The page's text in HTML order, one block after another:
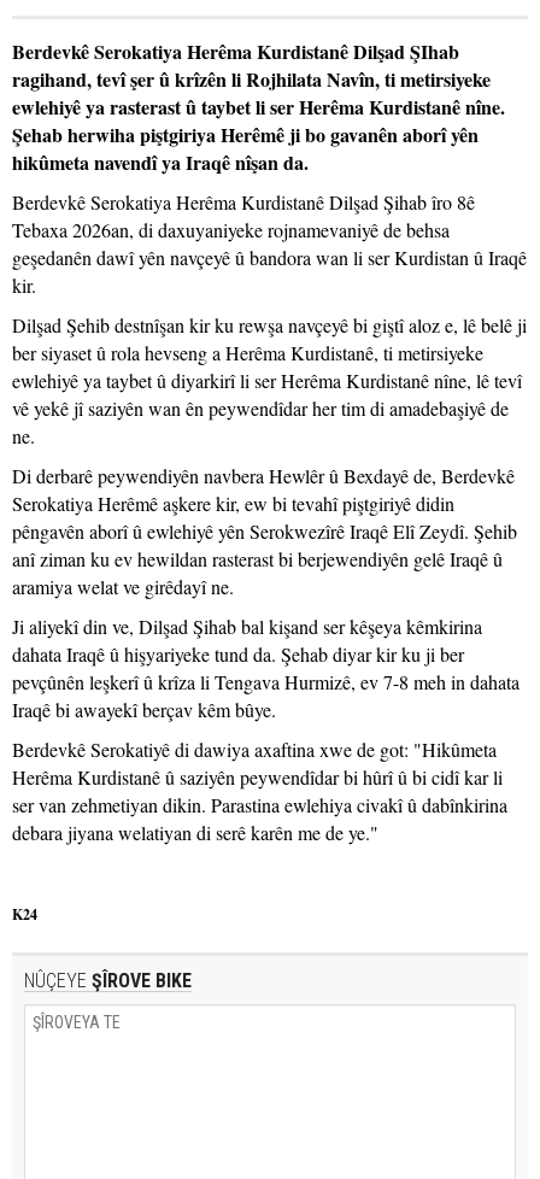
Berdevkê Serokatiya Herêma Kurdistanê Dilşad ŞIhab
ragihand, tevî şer û krîzên li Rojhilata Navîn, ti metirsiyeke
ewlehiyê ya rasterast û taybet li ser Herêma Kurdistanê nîne.
Şehab herwiha piştgiriya Herêmê ji bo gavanên aborî yên
hikûmeta navendî ya Iraqê nîşan da.
Berdevkê Serokatiya Herêma Kurdistanê Dilşad Şihab îro 8ê
Tebaxa 2026an, di daxuyaniyeke rojnamevaniyê de behsa
geşedanên dawî yên navçeyê û bandora wan li ser Kurdistan û Iraqê
kir.
Dilşad Şehib destnîşan kir ku rewşa navçeyê bi giştî aloz e, lê belê ji
ber siyaset û rola hevseng a Herêma Kurdistanê, ti metirsiyeke
ewlehiyê ya taybet û diyarkirî li ser Herêma Kurdistanê nîne, lê tevî
vê yekê jî saziyên wan ên peywendîdar her tim di amadebaşiyê de
ne.
Di derbarê peywendiyên navbera Hewlêr û Bexdayê de, Berdevkê
Serokatiya Herêmê aşkere kir, ew bi tevahî piştgiriyê didin
pêngavên aborî û ewlehiyê yên Serokwezîrê Iraqê Elî Zeydî. Şehib
anî ziman ku ev hewildan rasterast bi berjewendiyên gelê Iraqê û
aramiya welat ve girêdayî ne.
Ji aliyekî din ve, Dilşad Şihab bal kişand ser kêşeya kêmkirina
dahata Iraqê û hişyariyeke tund da. Şehab diyar kir ku ji ber
pevçûnên leşkerî û krîza li Tengava Hurmizê, ev 7-8 meh in dahata
Iraqê bi awayekî berçav kêm bûye.
Berdevkê Serokatiyê di dawiya axaftina xwe de got: "Hikûmeta
Herêma Kurdistanê û saziyên peywendîdar bi hûrî û bi cidî kar li
ser van zehmetiyan dikin. Parastina ewlehiya civakî û dabînkirina
debara jiyana welatiyan di serê karên me de ye."
K24
NÛÇEYE ŞÎROVE BIKE